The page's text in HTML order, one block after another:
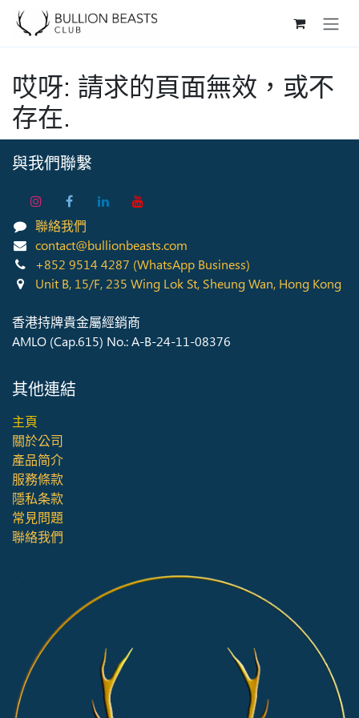
Skip to Content
哎呀: 請求的頁面無效，或不
存在.
與我們聯繫
聯絡我們
contact@bullionbeasts.com
+852 9514 4287 (WhatsApp Business)
Unit B, 15/F, 235 Wing Lok St, Sheung Wan, Hong Kong
香港持牌貴金屬經銷商
AMLO (Cap.615) No.: A-B-24-11-08376
其他連結
主頁
關於公司
產品简介
服務條款
隱私条款
常見問題
聯絡我們